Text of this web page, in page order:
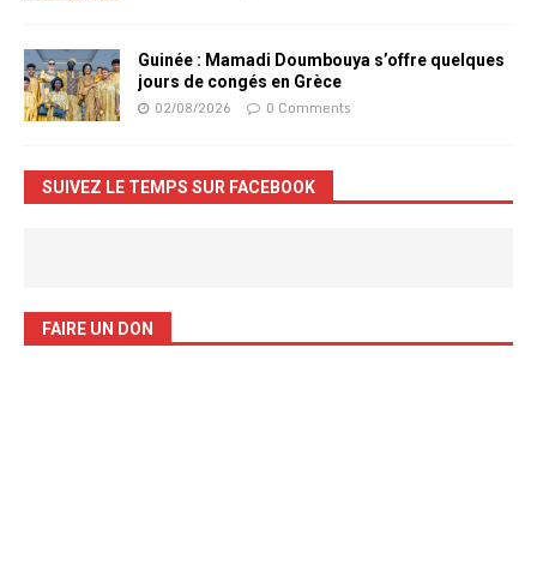
Guinée : Mamadi Doumbouya s’offre quelques
jours de congés en Grèce
02/08/2026 0 Comments
SUIVEZ LE TEMPS SUR FACEBOOK
FAIRE UN DON